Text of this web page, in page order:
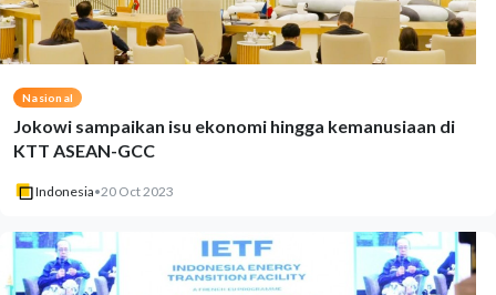
Nasional
Jokowi sampaikan isu ekonomi hingga kemanusiaan di
KTT ASEAN-GCC
Indonesia•20 Oct 2023